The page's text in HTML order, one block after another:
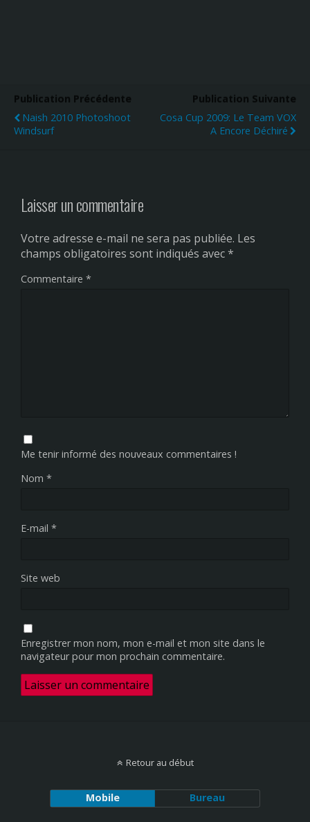
Publication Précédente
Naish 2010 Photoshoot
Windsurf
Publication Suivante
Cosa Cup 2009: Le Team VOX
A Encore Déchiré
Laisser un commentaire
Votre adresse e-mail ne sera pas publiée. Les
champs obligatoires sont indiqués avec*
Commentaire *
Me tenir informé des nouveaux commentaires !
Nom *
E-mail *
Site web
Enregistrer mon nom, mon e-mail et mon site dans le
navigateur pour mon prochain commentaire.
Retour au début
Mobile Bureau